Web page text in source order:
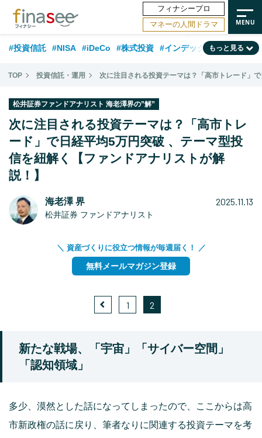
フィナシープロ
マネーの人間ドラマ
#投資信託 #NISA #iDeCo #株式投資 #インデックスファンド
#相談事例 #相続・贈与 #FP #新NISA #ランキング #日本株
#フィナンシャル・ウェルビーイング #金融用語解説
#データ・調査 #資産運用業界 #海外事情 #国内株式型 #60代
もっと見る
TOP 投資信託・運用 次に注目される投資テーマは？「高市トレード」
松井証券ファンドアナリスト 海老澤界の”解”
次に注目される投資テーマは？「高市トレ
ード」で日経平均5万円突破 、テーマ型投
信を紐解く【ファンドアナリストが解
説！】
海老澤 界
松井証券 ファンドアナリスト
2025.11.13
＼ 資産づくりに役立つ情報が毎週届く！ ／
無料メールマガジン登録
1 2
新たな戦場、「宇宙」「サイバー空間」
「認知領域」
多少、漠然とした話になってしまったので、ここからは高
市新政権の話に戻り、筆者なりに関連する投資テーマを考